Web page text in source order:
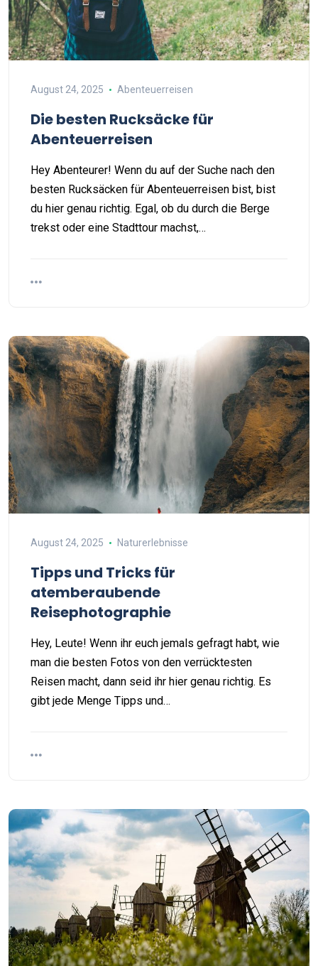
August 24, 2025 Abenteuerreisen
Die besten Rucksäcke für
Abenteuerreisen
Hey Abenteurer! Wenn du auf der Suche nach den
besten Rucksäcken für Abenteuerreisen bist, bist
du hier genau richtig. Egal, ob du durch die Berge
trekst oder eine Stadttour machst,…
August 24, 2025 Naturerlebnisse
Tipps und Tricks für
atemberaubende
Reisephotographie
Hey, Leute! Wenn ihr euch jemals gefragt habt, wie
man die besten Fotos von den verrücktesten
Reisen macht, dann seid ihr hier genau richtig. Es
gibt jede Menge Tipps und…